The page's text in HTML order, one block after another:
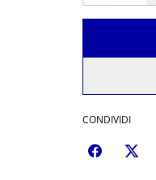
CONDIVIDI